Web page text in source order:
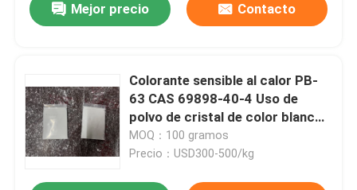
Mejor precio Contacto
Colorante sensible al calor PB-
63 CAS 69898-40-4 Uso de
polvo de cristal de color blanco
opaco para pigmentos de alta
calidad
MOQ：100 gramos
Precio：USD300-500/kg